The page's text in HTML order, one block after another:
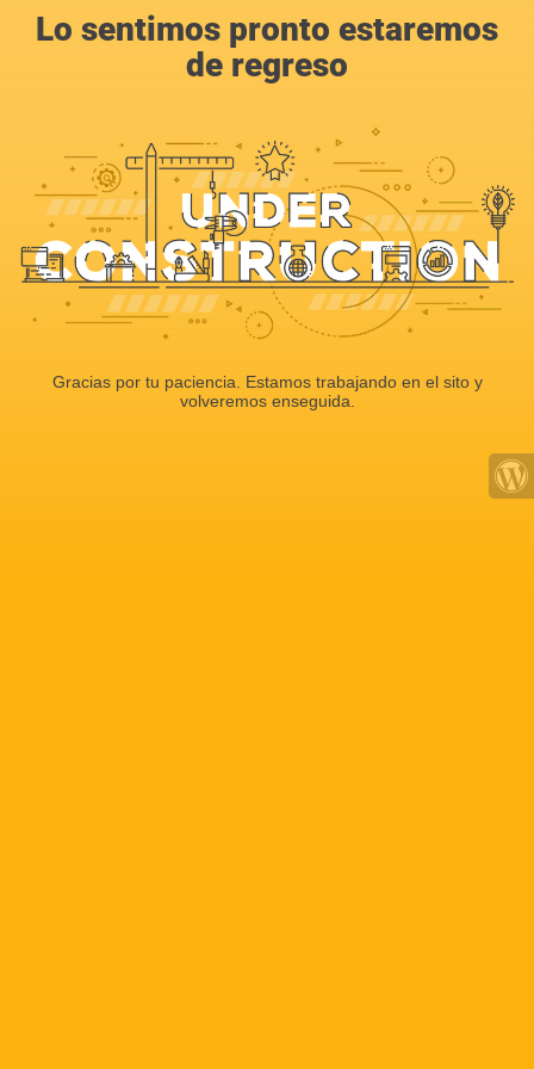
Lo sentimos pronto estaremos
de regreso
Gracias por tu paciencia. Estamos trabajando en el sito y
volveremos enseguida.